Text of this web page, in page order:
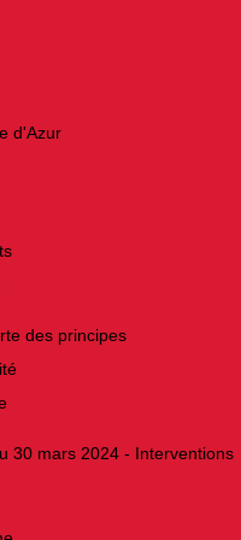
d'Azur
des principes
30 mars 2024 - Interventions